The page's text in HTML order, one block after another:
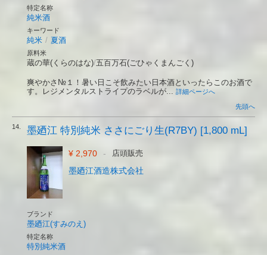
特定名称
純米酒
キーワード
純米 / 夏酒
原料米
蔵の華(くらのはな)/五百万石(ごひゃくまんごく)
爽やかさ№１！暑い日こそ飲みたい日本酒といったらこのお酒で
す。レジメンタルストライプのラベルが... 詳細ページへ
先頭へ
14. 墨廼江 特別純米 ささにごり生(R7BY) [1,800 mL]
¥ 2,970 - 店頭販売
墨廼江酒造株式会社
ブランド
墨廼江(すみのえ)
特定名称
特別純米酒